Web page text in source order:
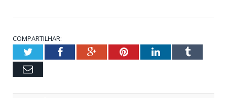
COMPARTILHAR:
TwitterFacebookGoogle+PinterestLinkedInTumblr
Email